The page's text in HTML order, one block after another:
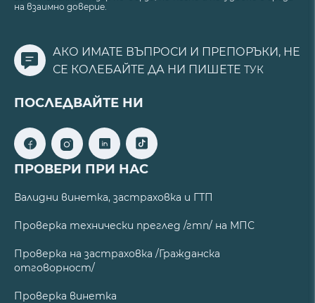
на взаимно доверие.
АКО ИМАТЕ ВЪПРОСИ И ПРЕПОРЪКИ, НЕ
СЕ КОЛЕБАЙТЕ ДА НИ ПИШЕТЕ ТУК
ПОСЛЕДВАЙТЕ НИ
ПРОВЕРИ ПРИ НАС
Валидни винетка, застраховка и ГТП
Проверка технически преглед /гтп/ на МПС
Проверка на застраховка /Гражданска
отговорност/
Проверка винетка